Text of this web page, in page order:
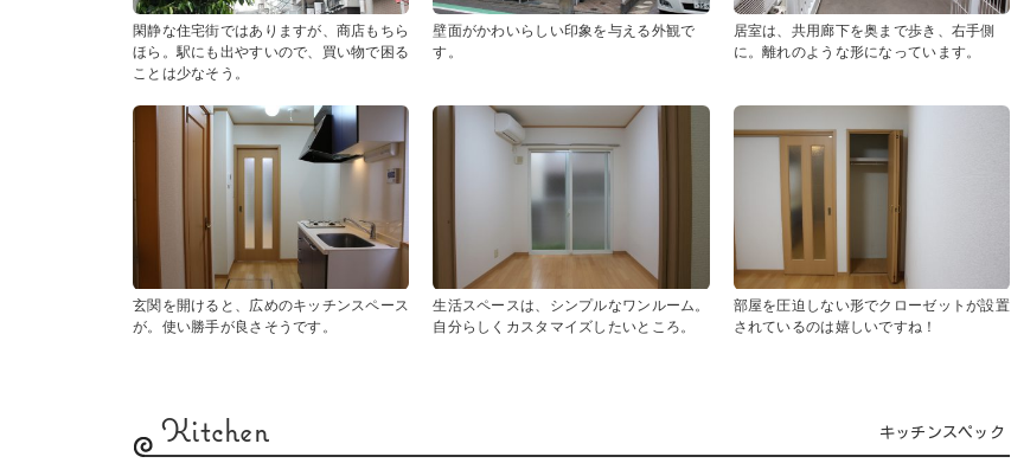
閑静な住宅街ではありますが、商店もちら
ほら。駅にも出やすいので、買い物で困る
ことは少なそう。
壁面がかわいらしい印象を与える外観で
す。
居室は、共用廊下を奥まで歩き、右手側
に。離れのような形になっています。
玄関を開けると、広めのキッチンスペース
が。使い勝手が良さそうです。
生活スペースは、シンプルなワンルーム。
自分らしくカスタマイズしたいところ。
部屋を圧迫しない形でクローゼットが設置
されているのは嬉しいですね！
Kitchen キッチンスペック